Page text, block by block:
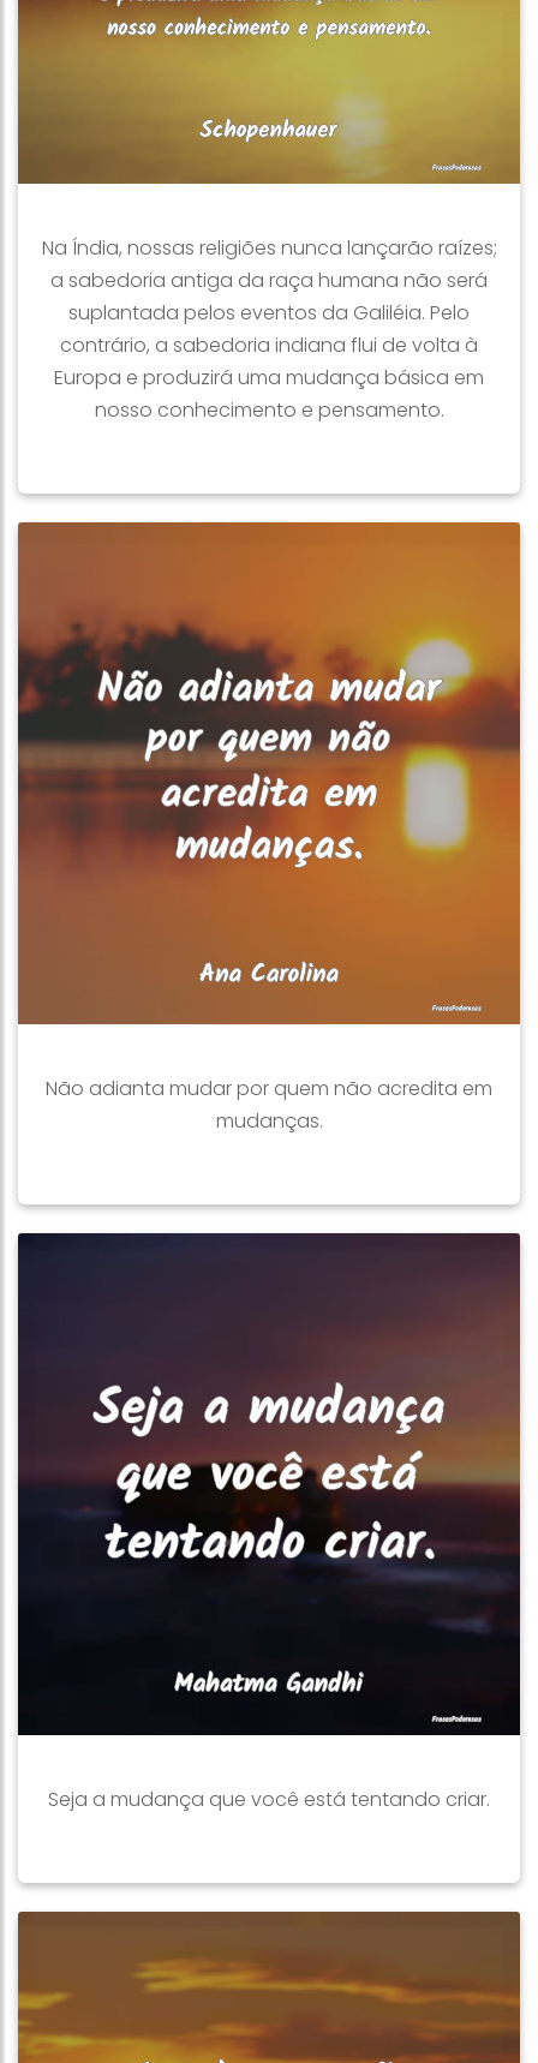
Na Índia, nossas religiões nunca lançarão raízes;
a sabedoria antiga da raça humana não será
suplantada pelos eventos da Galiléia. Pelo
contrário, a sabedoria indiana flui de volta à
Europa e produzirá uma mudança básica em
nosso conhecimento e pensamento.
Não adianta mudar por quem não acredita em
mudanças.
Seja a mudança que você está tentando criar.